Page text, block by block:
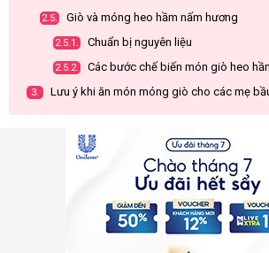
2.5. Giò và móng heo hầm nấm hương
2.5.1. Chuẩn bị nguyên liệu
2.5.2. Các bước chế biến món giò heo
3. Lưu ý khi ăn món móng giò cho các mẹ